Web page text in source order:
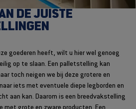
DE JUISTE
goederen heeft, wilt u hier wel genoeg
op te slaan. Een palletstelling kan
toch neigen we bij deze grotere en
iets met eventuele diepe legborden en
aan kan. Daarom is een breedvakstelling